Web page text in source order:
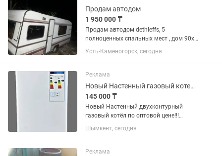
Продам автодом
1 950 000 ₸
Продам автодом dethleffs, 5
полноценных спальных мест , дом 90х
годов , имеется все для отдыха на
природе , туалет , душ , кухня , все
солнечных панелей и газа , отличный...
Усть-Каменогорск, сегодня
Реклама
Новый Настенный газовый котел РоссTherm на 140 квадратов
145 000 ₸
Новый Настенный двухконтурный
газовый котёл по оптовой цене!!!
Общие характеристики Код товара:
152150983 Тип отопительного котла
классический Горелка газовая
Шымкент, сегодня
Реклама